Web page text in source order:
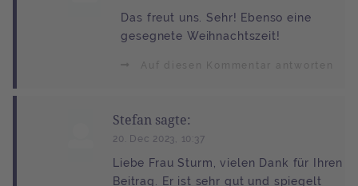
Das freut uns. Sehr! Ebenso eine
gesegnete Weihnachtszeit!
Auf diesen Kommentar antworten
Stefan sagte:
20. Dec 2023, 10:37
Liebe Frau Sturm, vielen Dank für Ihren
Beitrag. Er ist sehr gut und spiegelt